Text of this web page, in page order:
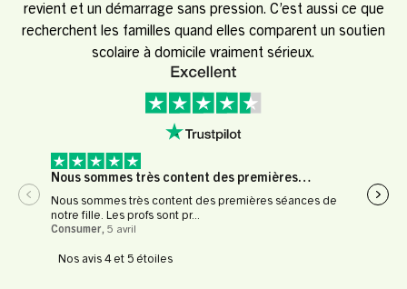
revient et un démarrage sans pression. C’est aussi ce que
recherchent les familles quand elles comparent un soutien
scolaire à domicile vraiment sérieux.
Nous sommes très content des premières…
Nous sommes très content des premières séances de
notre fille. Les profs sont pr...
Consumer, 5 avril
Nos avis 4 et 5 étoiles